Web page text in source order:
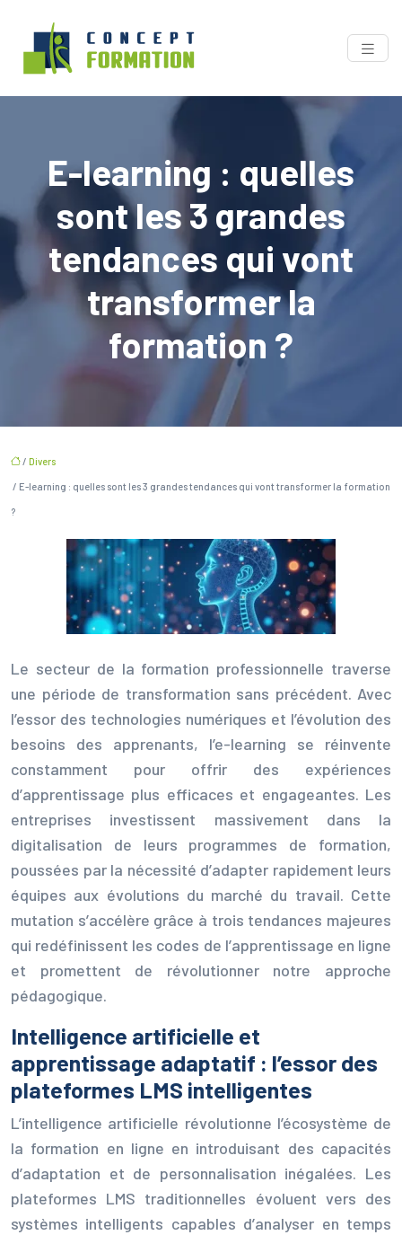
E-learning : quelles
sont les 3 grandes
tendances qui vont
transformer la
formation ?
/ Divers
/ E-learning : quelles sont les 3 grandes tendances qui vont transformer la formation
?
Le secteur de la formation professionnelle traverse
une période de transformation sans précédent. Avec
l’essor des technologies numériques et l’évolution des
besoins des apprenants, l’e-learning se réinvente
constamment pour offrir des expériences
d’apprentissage plus efficaces et engageantes. Les
entreprises investissent massivement dans la
digitalisation de leurs programmes de formation,
poussées par la nécessité d’adapter rapidement leurs
équipes aux évolutions du marché du travail. Cette
mutation s’accélère grâce à trois tendances majeures
qui redéfinissent les codes de l’apprentissage en ligne
et promettent de révolutionner notre approche
pédagogique.
Intelligence artificielle et
apprentissage adaptatif : l’essor des
plateformes LMS intelligentes
L’intelligence artificielle révolutionne l’écosystème de
la formation en ligne en introduisant des capacités
d’adaptation et de personnalisation inégalées. Les
plateformes LMS traditionnelles évoluent vers des
systèmes intelligents capables d’analyser en temps